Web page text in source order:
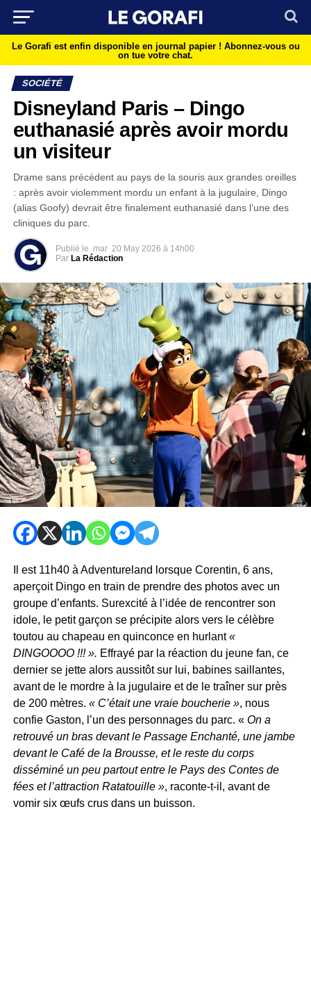
Le Gorafi est enfin disponible en journal papier ! Abonnez-vous ou
on tue votre chat.
SOCIÉTÉ
Disneyland Paris – Dingo
euthanasié après avoir mordu
un visiteur
Drame sans précédent au pays de la souris aux grandes oreilles
: après avoir violemment mordu un enfant à la jugulaire, Dingo
(alias Goofy) devrait être finalement euthanasié dans l’une des
cliniques du parc.
Publié le mar 20 May 2026 à 14h00
Par La Rédaction
Il est 11h40 à Adventureland lorsque Corentin, 6 ans,
aperçoit Dingo en train de prendre des photos avec un
groupe d’enfants. Surexcité à l’idée de rencontrer son
idole, le petit garçon se précipite alors vers le célèbre
toutou au chapeau en quinconce en hurlant«
DINGOOOO !!! ». Effrayé par la réaction du jeune fan, ce
dernier se jette alors aussitôt sur lui, babines saillantes,
avant de le mordre à la jugulaire et de le traîner sur près
de 200 mètres. « C’était une vraie boucherie », nous
confie Gaston, l’un des personnages du parc. «On a
retrouvé un bras devant le Passage Enchanté, une jambe
devant le Café de la Brousse, et le reste du corps
disséminé un peu partout entre le Pays des Contes de
fées et l’attraction Ratatouille », raconte-t-il, avant de
vomir six œufs crus dans un buisson.